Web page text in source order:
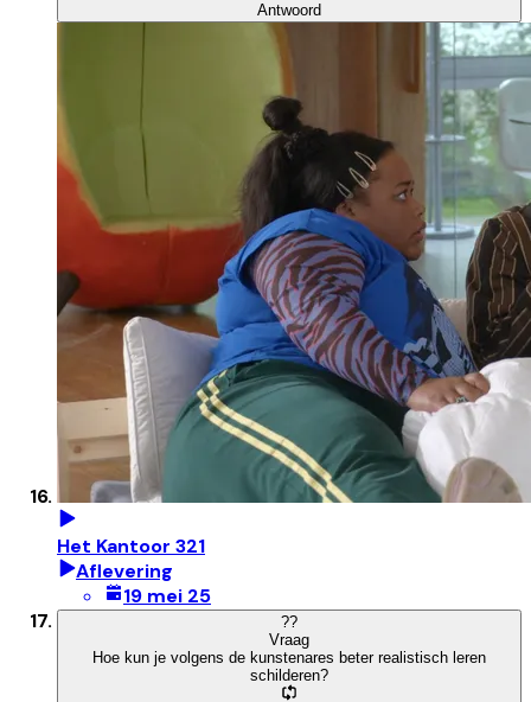
Antwoord
Het Kantoor 321
Aflevering
19 mei 25
??
Vraag
Hoe kun je volgens de kunstenares beter realistisch leren
schilderen?